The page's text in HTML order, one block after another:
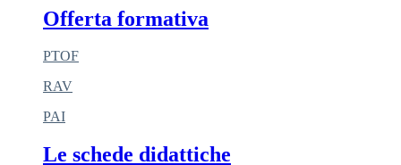
Offerta formativa
PTOF
RAV
PAI
Le schede didattiche